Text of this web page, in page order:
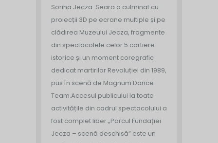
Sorina Jecza. Seara a culminat cu
proiecții 3D pe ecrane multiple și pe
clădirea Muzeului Jecza, fragmente
din spectacolele celor 5 cartiere
istorice și un moment coregrafic
dedicat martirilor Revoluției din 1989,
pus în scenă de Magnum Dance
Team.Accesul publicului la toate
activitățile din cadrul spectacolului a
fost complet liber.„Parcul Fundației
Jecza – scenă deschisă” este un